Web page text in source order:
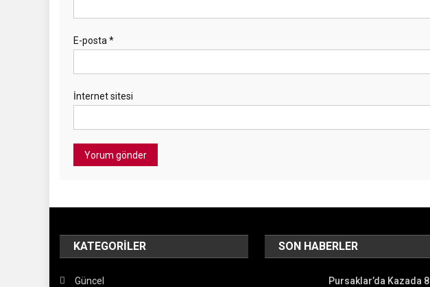
E-posta *
İnternet sitesi
KATEGORILER
Güncel
SON HABERLER
Pursaklar’da Kazada 8